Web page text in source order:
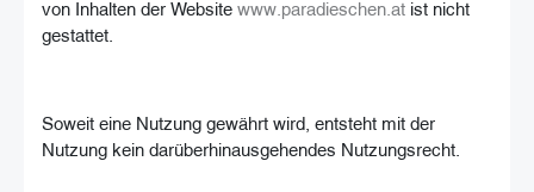
von Inhalten der Website www.paradieschen.at ist nicht
gestattet.
Soweit eine Nutzung gewährt wird, entsteht mit der
Nutzung kein darüberhinausgehendes Nutzungsrecht.